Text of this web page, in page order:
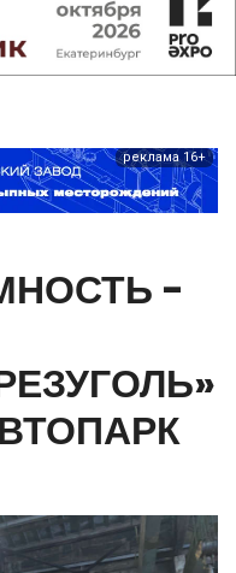
реклама 16+
-